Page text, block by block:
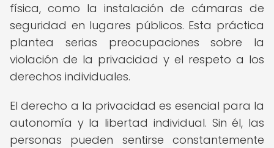
física, como la instalación de cámaras de
seguridad en lugares públicos. Esta práctica
plantea serias preocupaciones sobre la
violación de la privacidad y el respeto a los
derechos individuales.
El derecho a la privacidad es esencial para la
autonomía y la libertad individual. Sin él, las
personas pueden sentirse constantemente